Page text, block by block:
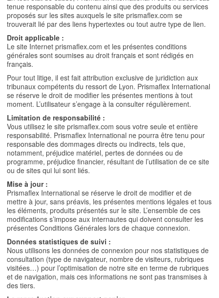
tenue responsable du contenu ainsi que des produits ou services
proposés sur les sites auxquels le site prismaflex.com se
trouverait lié par des liens hypertextes ou tout autre type de lien.
Droit applicable :
Le site Internet prismaflex.com et les présentes conditions
générales sont soumises au droit français et sont rédigés en
français.
Pour tout litige, il est fait attribution exclusive de juridiction aux
tribunaux compétents du ressort de Lyon. Prismaflex International
se réserve le droit de modifier les présentes mentions à tout
moment. L’utilisateur s’engage à la consulter régulièrement.
Limitation de responsabilité :
Vous utilisez le site prismaflex.com sous votre seule et entière
responsabilité. Prismaflex International ne pourra être tenu pour
responsable des dommages directs ou indirects, tels que,
notamment, préjudice matériel, pertes de données ou de
programme, préjudice financier, résultant de l’utilisation de ce site
ou de sites qui lui sont liés.
Mise à jour :
Prismaflex International se réserve le droit de modifier et de
mettre à jour, sans préavis, les présentes mentions légales et tous
les éléments, produits présentés sur le site. L’ensemble de ces
modifications s’impose aux internautes qui doivent consulter les
présentes Conditions Générales lors de chaque connexion.
Données statistiques de suivi :
Nous utilisons les données de connexion pour nos statistiques de
consultation (type de navigateur, nombre de visiteurs, rubriques
visitées…) pour l’optimisation de notre site en terme de rubriques
et de navigation, mais ces informations ne sont pas transmises à
des tiers.